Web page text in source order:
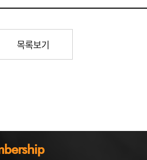
목록보기